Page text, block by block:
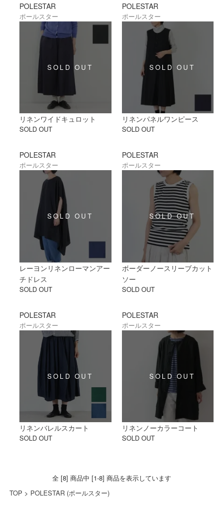
POLESTAR
ポールスター
リネンワイドキュロット
SOLD OUT
POLESTAR
ポールスター
リネンパネルワンピース
SOLD OUT
POLESTAR
ポールスター
レーヨンリネンローマンアー
チドレス
SOLD OUT
POLESTAR
ポールスター
ボーダーノースリーブカット
ソー
SOLD OUT
POLESTAR
ポールスター
リネンバレルスカート
SOLD OUT
POLESTAR
ポールスター
リネンノーカラーコート
SOLD OUT
全 [8] 商品中 [1-8] 商品を表示しています
TOP > POLESTAR (ポールスター)